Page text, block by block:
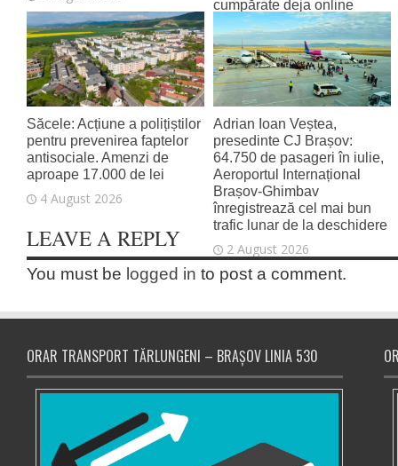
cumpărate deja online
4 August 2026
Săcele: Acțiune a polițiștilor
pentru prevenirea faptelor
antisociale. Amenzi de
aproape 17.000 de lei
4 August 2026
Adrian Ioan Veștea,
presedinte CJ Brașov:
64.750 de pasageri în iulie,
Aeroportul Internațional
Brașov‑Ghimbav
înregistrează cel mai bun
trafic lunar de la deschidere
2 August 2026
LEAVE A REPLY
You must be logged in to post a comment.
ORAR TRANSPORT TĂRLUNGENI – BRAȘOV LINIA 530